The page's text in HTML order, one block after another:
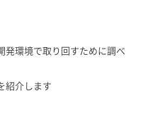
発環境で取り回すために調べ
紹介します